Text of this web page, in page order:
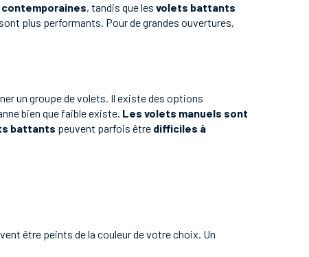
, tandis que les volets battants
plus performants. Pour de grandes ouvertures,
un groupe de volets. Il existe des options
bien que faible existe. Les volets manuels sont
battants peuvent parfois être difficiles à
être peints de la couleur de votre choix. Un